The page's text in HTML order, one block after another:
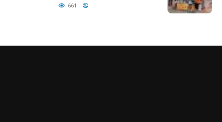
Basket SDN Kepatihan III
661